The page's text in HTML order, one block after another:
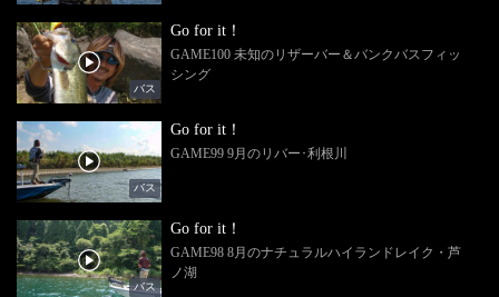
バス
Go for it！
GAME100 未知のリザーバー＆バンクバスフィッ
シング
バス
Go for it！
GAME99 9月のリバー･利根川
バス
Go for it！
GAME98 8月のナチュラルハイランドレイク・芦
ノ湖